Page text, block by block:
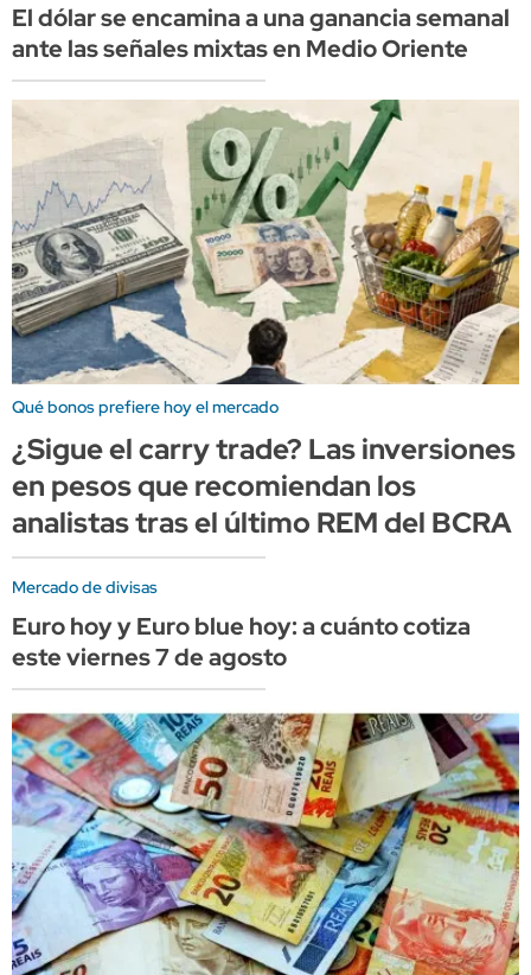
El dólar se encamina a una ganancia semanal
ante las señales mixtas en Medio Oriente
Qué bonos prefiere hoy el mercado
¿Sigue el carry trade? Las inversiones
en pesos que recomiendan los
analistas tras el último REM del BCRA
Mercado de divisas
Euro hoy y Euro blue hoy: a cuánto cotiza
este viernes 7 de agosto